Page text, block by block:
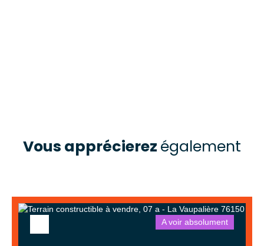
Vous apprécierez également
A voir absolument